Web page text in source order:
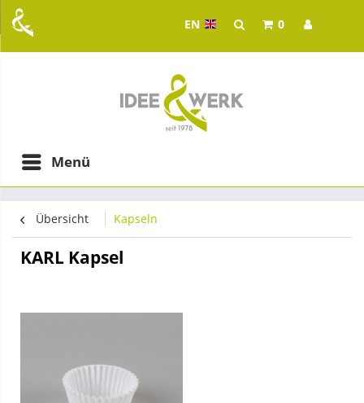
EN Idee & Werk - your
0
Menü
Übersicht Kapseln
in Graz
KARL Kapsel